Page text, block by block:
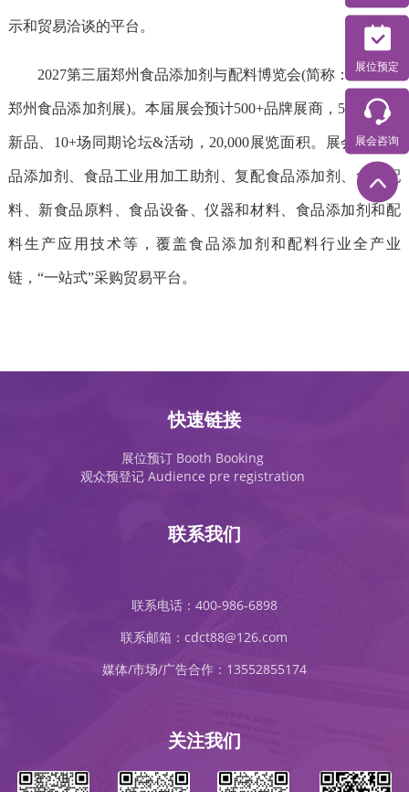
示和贸易洽谈的平台。
2027第三届郑州食品添加剂与配料博览会(简称：FIE Asia
郑州食品添加剂展)。本届展会预计500+品牌展商，50,000+款
新品、10+场同期论坛&活动，20,000展览面积。展会涵盖食
品添加剂、食品工业用加工助剂、复配食品添加剂、食品配
料、新食品原料、食品设备、仪器和材料、食品添加剂和配
料生产应用技术等，覆盖食品添加剂和配料行业全产业
链，“一站式”采购贸易平台。
快速链接
展位预订 Booth Booking
观众预登记 Audience pre registration
联系我们
联系电话：400-986-6898
联系邮箱：cdct88@126.com
媒体/市场/广告合作：13552855174
关注我们
展位预定
展会咨询